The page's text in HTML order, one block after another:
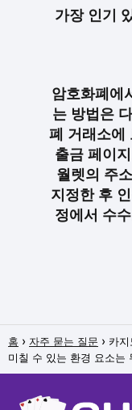
가장 인기
암호화폐에
는 방법은
폐 거래소에
출금 페이
월렛의 주
지정한 후
정에서 수
홈 자주 묻는 질문
카
미칠 수 있는 환경 요소는